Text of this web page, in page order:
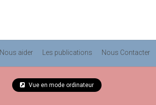
Nous aider Les publications Nous Contacter
Vue en mode ordinateur